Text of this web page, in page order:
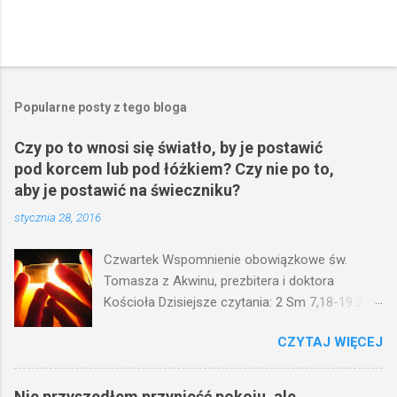
Popularne posty z tego bloga
Czy po to wnosi się światło, by je postawić
pod korcem lub pod łóżkiem? Czy nie po to,
aby je postawić na świeczniku?
stycznia 28, 2016
Czwartek Wspomnienie obowiązkowe św.
Tomasza z Akwinu, prezbitera i doktora
Kościoła Dzisiejsze czytania: 2 Sm 7,18-19.24-
(Mk 4,21-25) Jezus mówił ludowi: Czy po to
wnosi się światło, by je postawić pod korcem
lub pod łóżkiem? Czy nie po to, aby je postawić
CZYTAJ WIĘCEJ